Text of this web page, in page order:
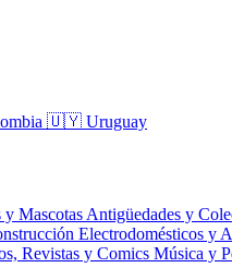
🇺🇾 Uruguay
y Mascotas Antigüedades y
Electrodomésticos y
Revistas y Comics Música y